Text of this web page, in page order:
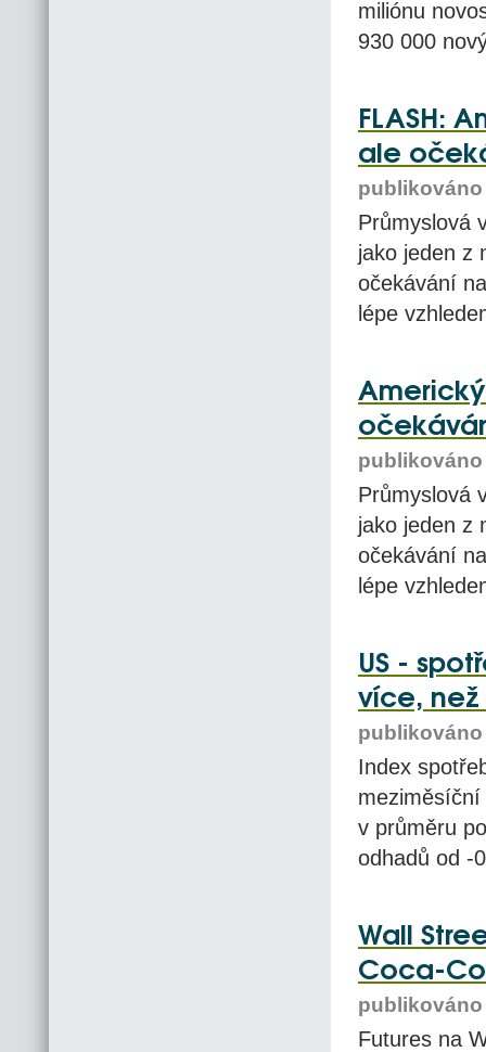
miliónu
930 000
FLASH:
ale
publikováno
Průmyslová
jako jeden z
očekávání
lépe
publikováno
Průmyslová
jako jeden z
očekávání
lépe
US -
více, než
publikováno
Index
v průměru
odhadů od -
Wall
Coca-
publikováno
Futures na